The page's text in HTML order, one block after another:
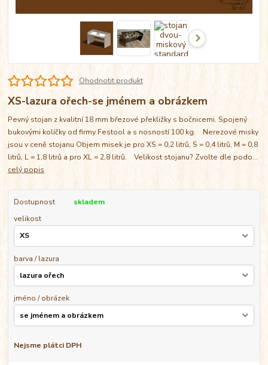
Ohodnotit produkt
XS-lazura ořech-se jménem a obrázkem
Pevný stojan z kvalitní 18 mm březové překližky s bočnicemi. Spojený
bukovými kolíčky od firmy Festool a s nosností 100 kg. Nerezové misky
jsou v ceně stojanu Objem misek je pro XS = 0,2 litrů, S = 0,4 litrů, M = 0,8
litrů, L = 1,8 litrů a pro XL = 2,8 litrů. Velikost stojanu? Zvolte dle podo...
celý popis
Dostupnost
skladem
velikost
barva / lazura
jméno / obrázek
Nejsme plátci DPH